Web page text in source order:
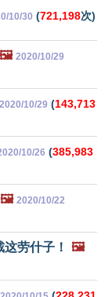
10/30 (721,198次)
🖼️ 2020/10/29
2020/10/29 (143,713
10/26 (385,983
🖼️ 2020/10/22
劳什子！ 🖼️